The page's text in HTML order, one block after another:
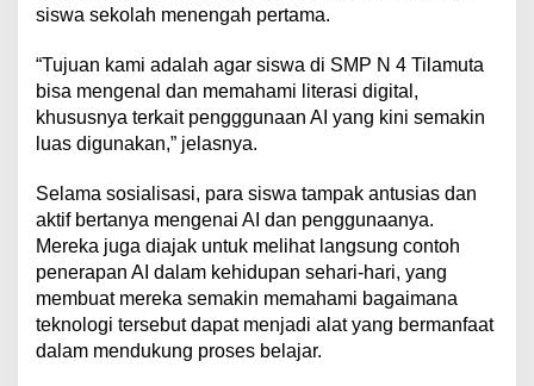
siswa sekolah menengah pertama.
“Tujuan kami adalah agar siswa di SMP N 4 Tilamuta
bisa mengenal dan memahami literasi digital,
khususnya terkait pengggunaan AI yang kini semakin
luas digunakan,” jelasnya.
Selama sosialisasi, para siswa tampak antusias dan
aktif bertanya mengenai AI dan penggunaanya.
Mereka juga diajak untuk melihat langsung contoh
penerapan AI dalam kehidupan sehari-hari, yang
membuat mereka semakin memahami bagaimana
teknologi tersebut dapat menjadi alat yang bermanfaat
dalam mendukung proses belajar.